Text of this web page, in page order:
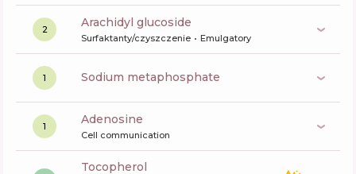
2 arachidyl glucoside
Surfaktanty/czyszczenie Emulgatory
1 sodium metaphosphate
1 Adenosine
Cell communication
tocopherol